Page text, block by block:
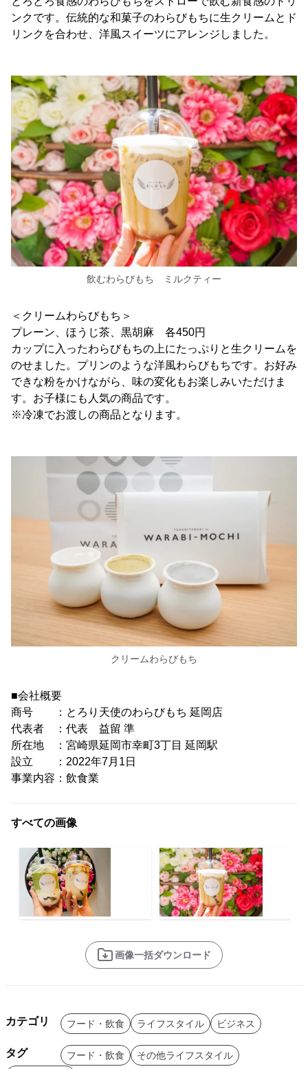
ンクです。伝統的な和菓子のわらびもちに生クリームとド
リンクを合わせ、洋風スイーツにアレンジしました。
飲むわらびもち ミルクティー
＜クリームわらびもち＞
プレーン、ほうじ茶、黒胡麻 各450円
カップに入ったわらびもちの上にたっぷりと生クリームを
のせました。プリンのような洋風わらびもちです。お好み
できな粉をかけながら、味の変化もお楽しみいただけま
す。お子様にも人気の商品です。
※冷凍でお渡しの商品となります。
クリームわらびもち
■会社概要
商号 ：とろり天使のわらびもち 延岡店
代表者 ：代表 益留 準
所在地 ：宮崎県延岡市幸町3丁目 延岡駅
設立 ：2022年7月1日
事業内容：飲食業
すべての画像
画像一括ダウンロード
カテゴリ フード・飲食 ライフスタイル ビジネス
タグ フード・飲食
その他ライフスタイル